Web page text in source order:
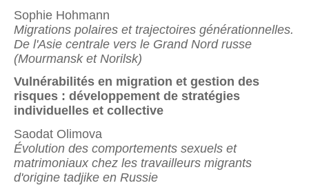
Sophie Hohmann
Migrations polaires et trajectoires générationnelles.
De l'Asie centrale vers le Grand Nord russe
(Mourmansk et Norilsk)
Vulnérabilités en migration et gestion des
risques : développement de stratégies
individuelles et collective
Saodat Olimova
Évolution des comportements sexuels et
matrimoniaux chez les travailleurs migrants
d'origine tadjike en Russie